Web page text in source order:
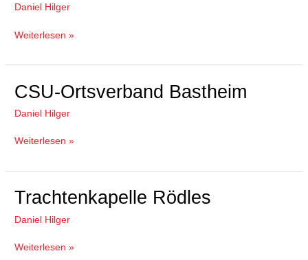
Daniel Hilger
Weiterlesen »
CSU-Ortsverband Bastheim
Daniel Hilger
CSU-
Ortsverband
Bastheim
Weiterlesen »
Trachtenkapelle Rödles
Daniel Hilger
Trachtenkapelle
Rödles
Weiterlesen »